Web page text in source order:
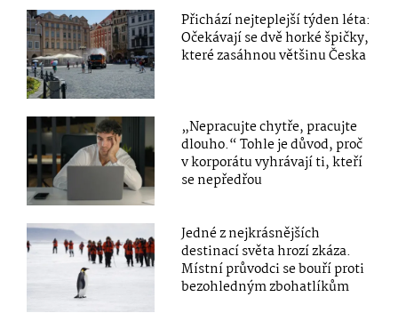
Přichází nejteplejší týden léta:
Očekávají se dvě horké špičky,
které zasáhnou většinu Česka
„Nepracujte chytře, pracujte
dlouho.“ Tohle je důvod, proč
v korporátu vyhrávají ti, kteří
se nepředřou
Jedné z nejkrásnějších
destinací světa hrozí zkáza.
Místní průvodci se bouří proti
bezohledným zbohatlíkům